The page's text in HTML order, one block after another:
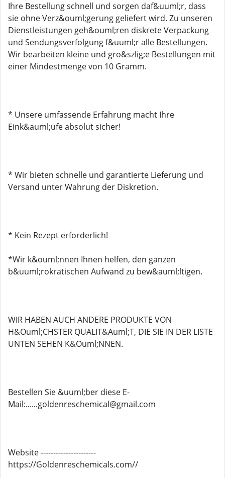
Ihre Bestellung schnell und sorgen daf&uuml;r, dass
sie ohne Verz&ouml;gerung geliefert wird. Zu unseren
Dienstleistungen geh&ouml;ren diskrete Verpackung
und Sendungsverfolgung f&uuml;r alle Bestellungen.
Wir bearbeiten kleine und gro&szlig;e Bestellungen mit
einer Mindestmenge von 10 Gramm.
* Unsere umfassende Erfahrung macht Ihre
Eink&auml;ufe absolut sicher!
* Wir bieten schnelle und garantierte Lieferung und
Versand unter Wahrung der Diskretion.
* Kein Rezept erforderlich!
*Wir k&ouml;nnen Ihnen helfen, den ganzen
b&uuml;rokratischen Aufwand zu bew&auml;ltigen.
WIR HABEN AUCH ANDERE PRODUKTE VON
H&Ouml;CHSTER QUALIT&Auml;T, DIE SIE IN DER LISTE
UNTEN SEHEN K&Ouml;NNEN.
Bestellen Sie &uuml;ber diese E-
Mail:......goldenreschemical@gmail.com
Website ----------------------
https://Goldenreschemicals.com//